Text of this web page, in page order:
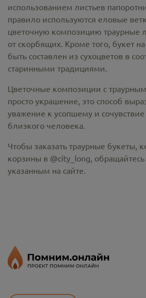
использованием листьев
правило используются еловые
цветочную композицию траурные
от скорбящих. Кроме того, букет
быть составлен из сухоцветов в
старинными традициями.
Цветочные композиции с
просто украшение, это способ
уважение к усопшему и
близкого человека.
Чтобы заказать траурные букеты,
корзины в @city_long,
указанным на сайте.